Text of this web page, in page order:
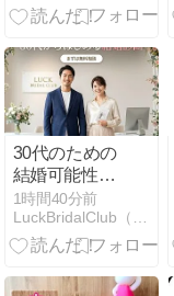
た
30代のための
結婚可能性診
断｜ラックブ
ライダルクラ
ブ
1時間40分前